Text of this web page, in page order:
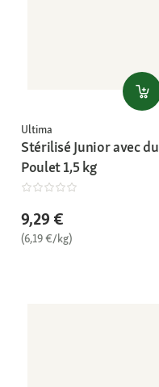
Ultima
Stérilisé Junior avec du
Poulet 1,5 kg
9,29 €
(6,19 €/kg)